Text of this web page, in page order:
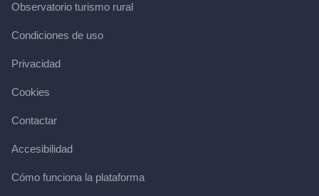
Observatorio turismo rural
Condiciones de uso
Privacidad
Cookies
Contactar
Accesibilidad
Cómo funciona la plataforma